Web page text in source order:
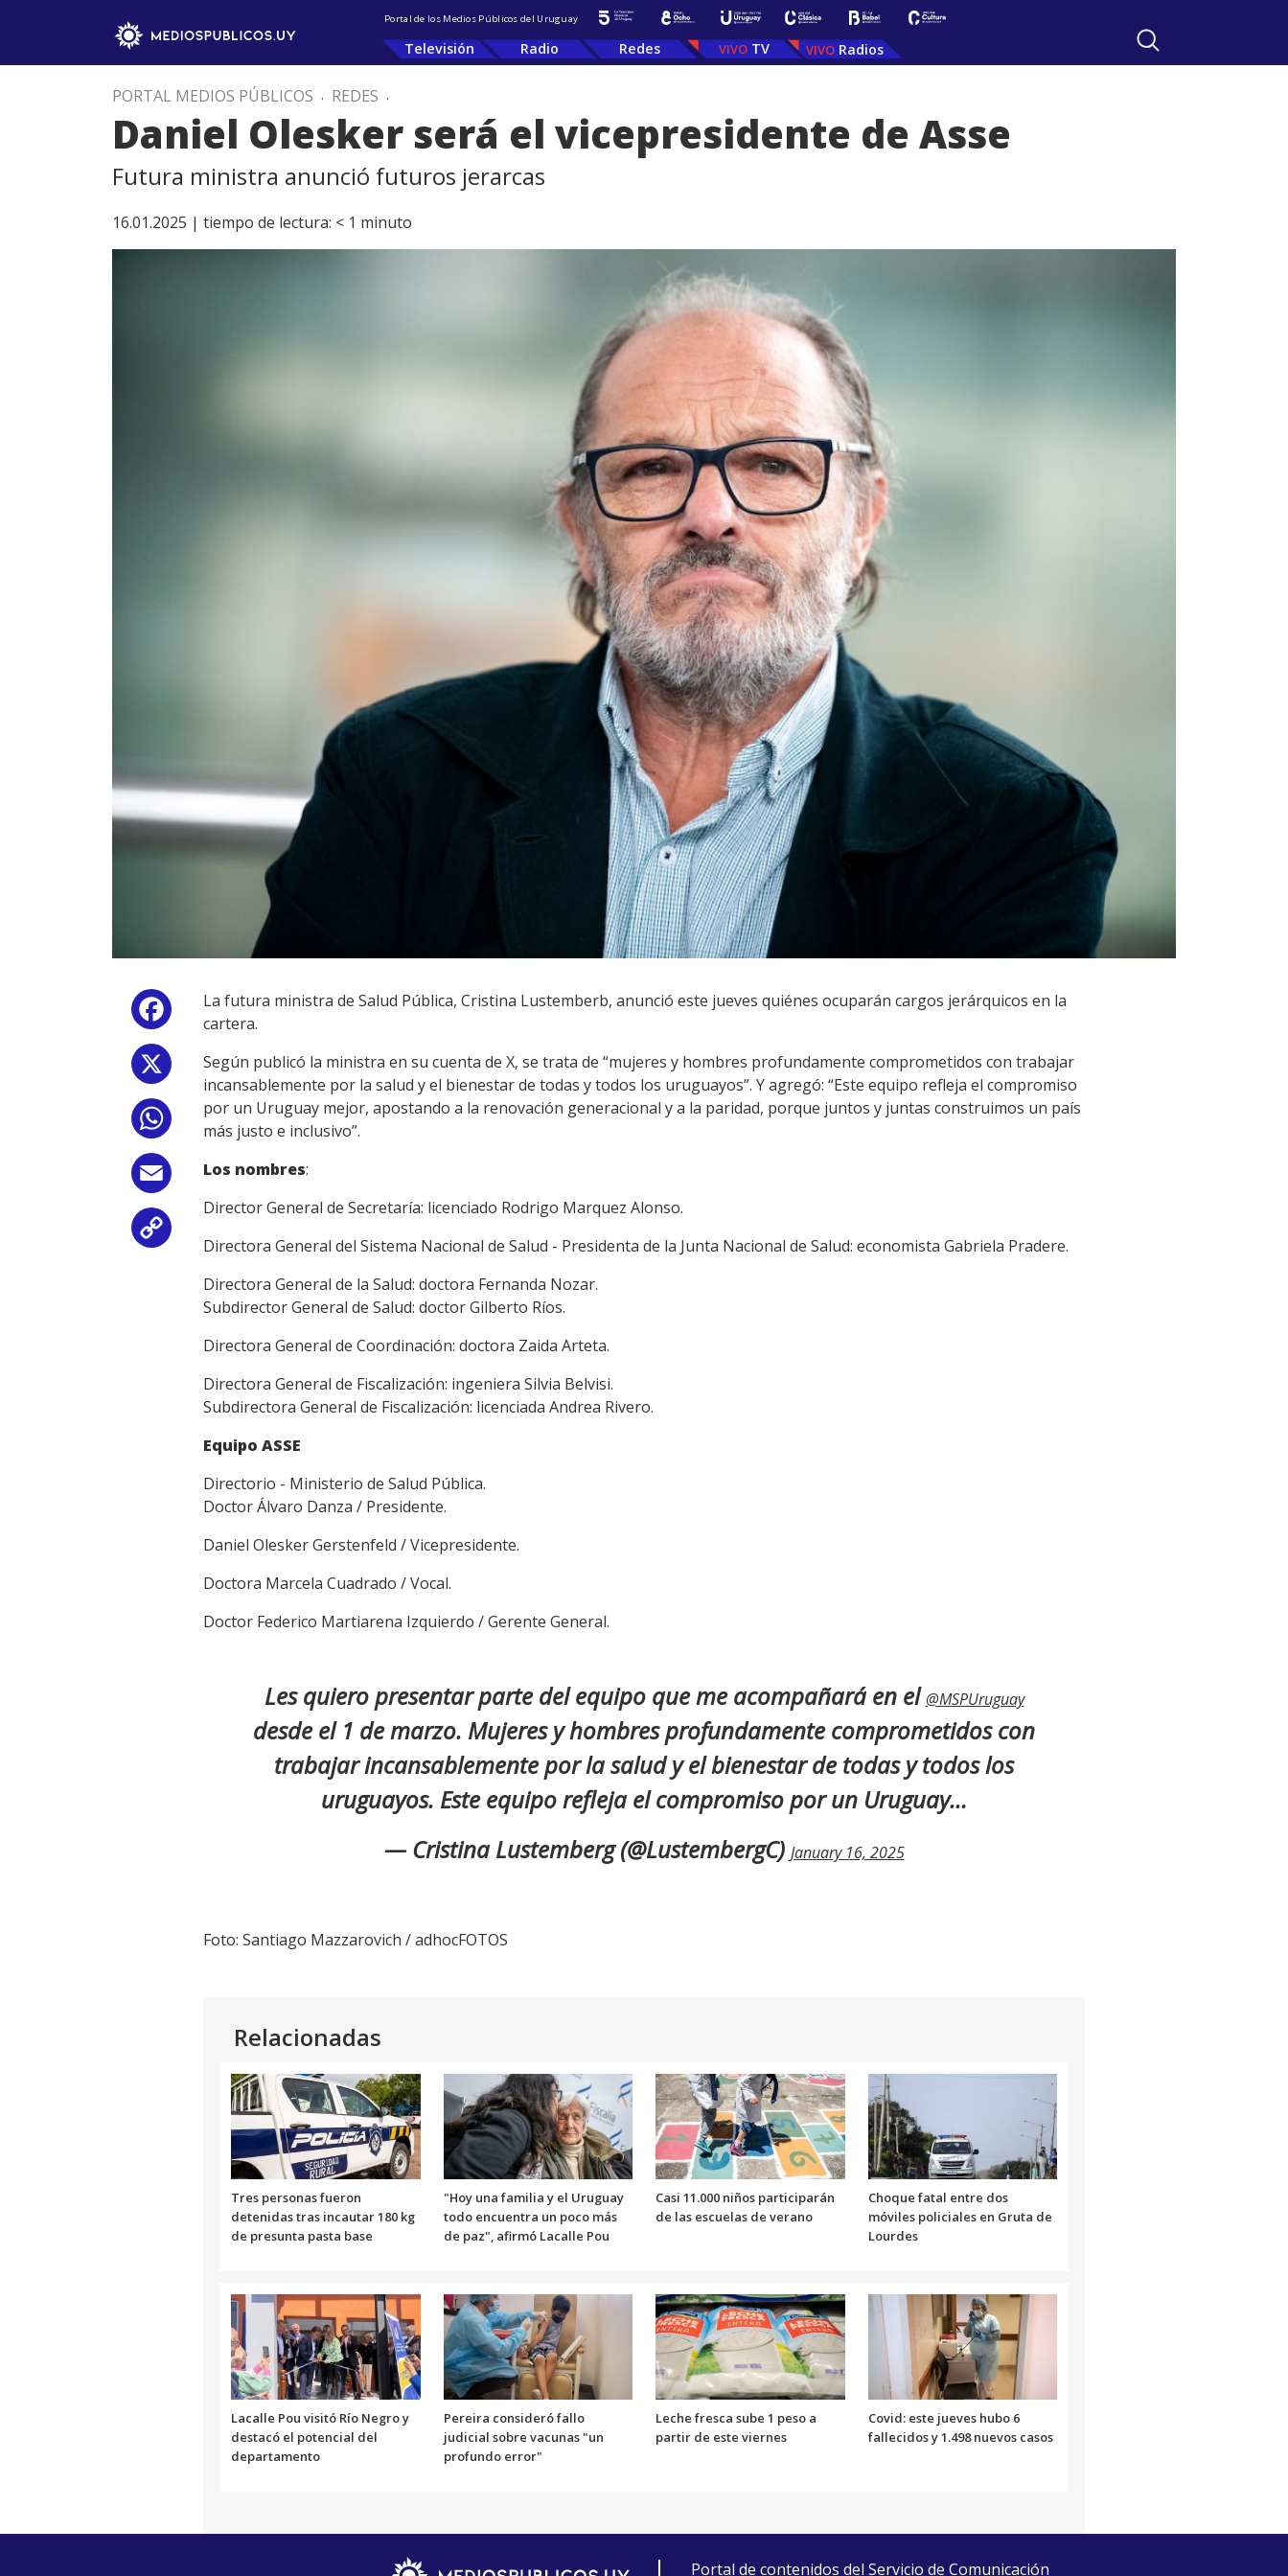
Portal de los Medios Públicos del Uruguay
Televisión Radio Redes TV Radios
PORTAL MEDIOS PÚBLICOS . REDES .
Daniel Olesker será el vicepresidente de Asse
Futura ministra anunció futuros jerarcas
16.01.2025 | tiempo de lectura: < 1 minuto
Facebook
WhatsApp
Email
La futura ministra de Salud Pública, Cristina Lustemberb, anunció este jueves quiénes ocuparán cargos jerárquicos en la
cartera.
Según publicó la ministra en su cuenta de X, se trata de “mujeres y hombres profundamente comprometidos con trabajar
incansablemente por la salud y el bienestar de todas y todos los uruguayos”. Y agregó: “Este equipo refleja el compromiso
por un Uruguay mejor, apostando a la renovación generacional y a la paridad, porque juntos y juntas construimos un país
más justo e inclusivo”.
Los nombres:
Director General de Secretaría: licenciado Rodrigo Marquez Alonso.
Directora General del Sistema Nacional de Salud - Presidenta de la Junta Nacional de Salud: economista Gabriela Pradere.
Directora General de la Salud: doctora Fernanda Nozar.
Subdirector General de Salud: doctor Gilberto Ríos.
Directora General de Coordinación: doctora Zaida Arteta.
Directora General de Fiscalización: ingeniera Silvia Belvisi.
Subdirectora General de Fiscalización: licenciada Andrea Rivero.
Equipo ASSE
Directorio - Ministerio de Salud Pública.
Doctor Álvaro Danza / Presidente.
Daniel Olesker Gerstenfeld / Vicepresidente.
Doctora Marcela Cuadrado / Vocal.
Doctor Federico Martiarena Izquierdo / Gerente General.
Les quiero presentar parte del equipo que me acompañará en el@MSPUruguay
desde el 1 de marzo. Mujeres y hombres profundamente comprometidos con
trabajar incansablemente por la salud y el bienestar de todas y todos los
uruguayos. Este equipo refleja el compromiso por un Uruguay…
— Cristina Lustemberg (@LustembergC) January 16, 2025
Foto: Santiago Mazzarovich / adhocFOTOS
Relacionadas
Tres personas fueron
detenidas tras incautar 180 kg
de presunta pasta base
"Hoy una familia y el Uruguay
todo encuentra un poco más
de paz", afirmó Lacalle Pou
Casi 11.000 niños participarán
de las escuelas de verano
Choque fatal entre dos
móviles policiales en Gruta de
Lourdes
Lacalle Pou visitó Río Negro y
destacó el potencial del
departamento
Pereira consideró fallo
judicial sobre vacunas "un
profundo error"
Leche fresca sube 1 peso a
partir de este viernes
Covid: este jueves hubo 6
fallecidos y 1.498 nuevos casos
Portal de contenidos del Servicio de Comunicación